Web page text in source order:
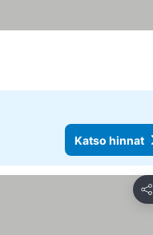
Katso hinnat
Jaa